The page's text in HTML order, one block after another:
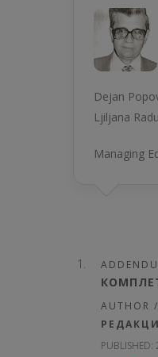
Dejan
Ljilјana
Managing
AUTHOR /
PUBLISHED: